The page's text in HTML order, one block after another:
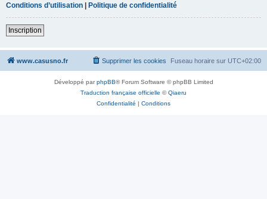
Conditions d’utilisation | Politique de confidentialité
Inscription
www.casusno.fr Fuseau horaire sur UTC+02:00
Supprimer les cookies
Développé parphpBB® Forum Software © phpBB Limited
Traduction française officielle ©Qiaeru
Confidentialité | Conditions